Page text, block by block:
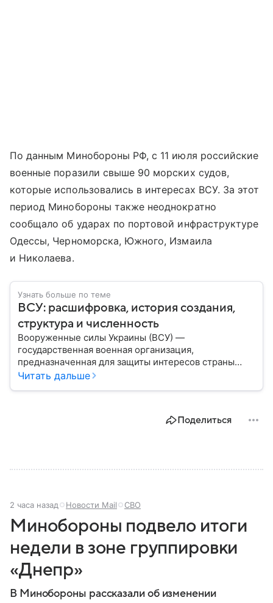
По данным Минобороны РФ, с 11 июля российские
военные поразили свыше 90 морских судов,
которые использовались в интересах ВСУ. За этот
период Минобороны также неоднократно
сообщало об ударах по портовой инфраструктуре
Одессы, Черноморска, Южного, Измаила
и Николаева.
Узнать больше по теме
ВСУ: расшифровка, история создания,
структура и численность
Вооруженные силы Украины (ВСУ) —
государственная военная организация,
предназначенная для защиты интересов страны
военным путем. Была создана после
Читать дальше
Поделиться
2 часа назад Новости Mail СВО
Минобороны подвело итоги
недели в зоне группировки
«Днепр»
В Минобороны рассказали об изменении